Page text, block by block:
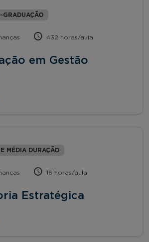
GRADUAÇÃO
432 horas/aula
em Gestão
MÉDIA DURAÇÃO
16 horas/aula
Estratégica